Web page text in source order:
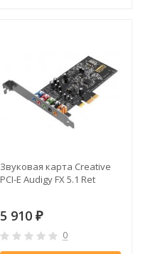
Звуковая карта Creative
PCI-E Audigy FX 5.1 Ret
5 910 ₽
0